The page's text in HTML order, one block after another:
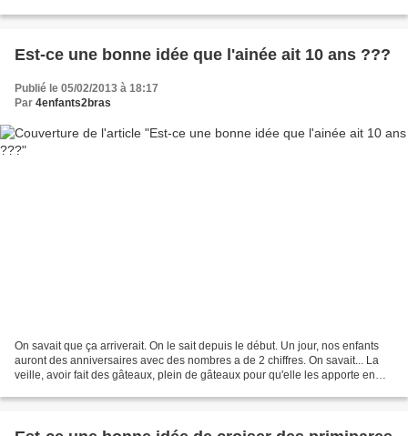
Est-ce une bonne idée que l'ainée ait 10 ans ???
Publié le 05/02/2013 à 18:17
Par 4enfants2bras
On savait que ça arriverait. On le sait depuis le début. Un jour, nos enfants
auront des anniversaires avec des nombres a de 2 chiffres. On savait... La
veille, avoir fait des gâteaux, plein de gâteaux pour qu'elle les apporte en